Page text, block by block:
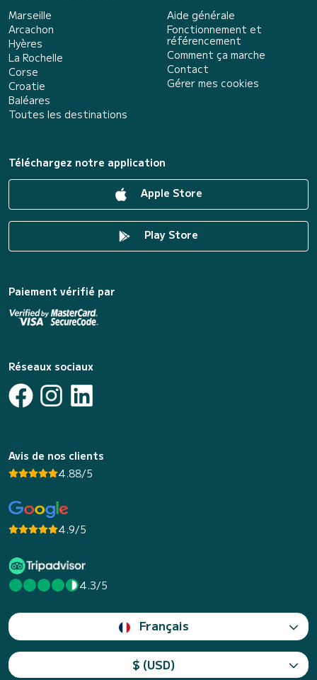
Marseille
Arcachon
Hyères
La Rochelle
Corse
Croatie
Baléares
Toutes les destinations
Aide générale
Fonctionnement et
référencement
Comment ça marche
Contact
Gérer mes cookies
Téléchargez notre application
Apple Store
Play Store
Paiement vérifié par
Réseaux sociaux
Avis de nos clients
4.88/5
4.9/5
4.3/5
Français
$ (USD)